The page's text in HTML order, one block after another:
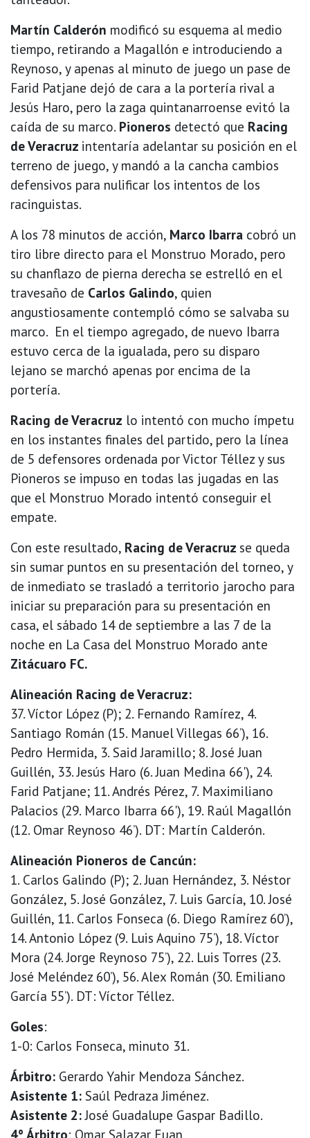
Martín Calderón modificó su esquema al medio
tiempo, retirando a Magallón e introduciendo a
Reynoso, y apenas al minuto de juego un pase de
Farid Patjane dejó de cara a la portería rival a
Jesús Haro, pero la zaga quintanarroense evitó la
caída de su marco. Pioneros detectó que Racing
de Veracruz intentaría adelantar su posición en el
terreno de juego, y mandó a la cancha cambios
defensivos para nulificar los intentos de los
racinguistas.
A los 78 minutos de acción, Marco Ibarra cobró un
tiro libre directo para el Monstruo Morado, pero
su chanflazo de pierna derecha se estrelló en el
travesaño de Carlos Galindo, quien
angustiosamente contempló cómo se salvaba su
marco. En el tiempo agregado, de nuevo Ibarra
estuvo cerca de la igualada, pero su disparo
lejano se marchó apenas por encima de la
portería.
Racing de Veracruz lo intentó con mucho ímpetu
en los instantes finales del partido, pero la línea
de 5 defensores ordenada por Victor Téllez y sus
Pioneros se impuso en todas las jugadas en las
que el Monstruo Morado intentó conseguir el
empate.
Con este resultado, Racing de Veracruz se queda
sin sumar puntos en su presentación del torneo, y
de inmediato se trasladó a territorio jarocho para
iniciar su preparación para su presentación en
casa, el sábado 14 de septiembre a las 7 de la
noche en La Casa del Monstruo Morado ante
Zitácuaro FC.
Alineación Racing de Veracruz:
37. Víctor López (P); 2. Fernando Ramírez, 4.
Santiago Román (15. Manuel Villegas 66’), 16.
Pedro Hermida, 3. Said Jaramillo; 8. José Juan
Guillén, 33. Jesús Haro (6. Juan Medina 66'), 24.
Farid Patjane; 11. Andrés Pérez, 7. Maximiliano
Palacios (29. Marco Ibarra 66'), 19. Raúl Magallón
(12. Omar Reynoso 46’). DT: Martín Calderón.
Alineación Pioneros de Cancún:
1. Carlos Galindo (P); 2. Juan Hernández, 3. Néstor
González, 5. José González, 7. Luis García, 10. José
Guillén, 11. Carlos Fonseca (6. Diego Ramírez 60’),
14. Antonio López (9. Luis Aquino 75’), 18. Víctor
Mora (24. Jorge Reynoso 75’), 22. Luis Torres (23.
José Meléndez 60’), 56. Alex Román (30. Emiliano
García 55’). DT: Víctor Téllez.
Goles:
1-0: Carlos Fonseca, minuto 31.
Árbitro: Gerardo Yahir Mendoza Sánchez.
Asistente 1: Saúl Pedraza Jiménez.
Asistente 2:José Guadalupe Gaspar Badillo.
4° Árbitro: Omar Salazar Euan.